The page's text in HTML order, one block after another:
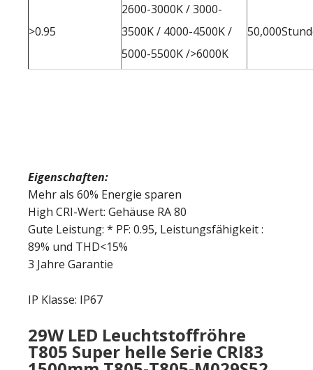
>0.95
2600-3000K / 3000-
3500K / 4000-4500K /
5000-5500K />6000K
Eigenschaften:
Mehr als 60% Energie sparen
High CRI-Wert: Gehäuse RA 80
Gute Leistung: * PF: 0.95, Leistungsfähigkeit :
89% und THD<15%
3 Jahre Garantie
IP Klasse: IP67
29W LED Leuchtstoffröhre
T805 Super helle Serie CRI83